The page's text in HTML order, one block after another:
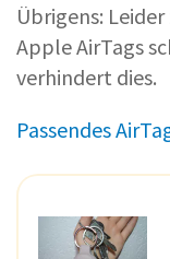
Übrigens:
Apple AirTags
verhindert dies.
Passendes